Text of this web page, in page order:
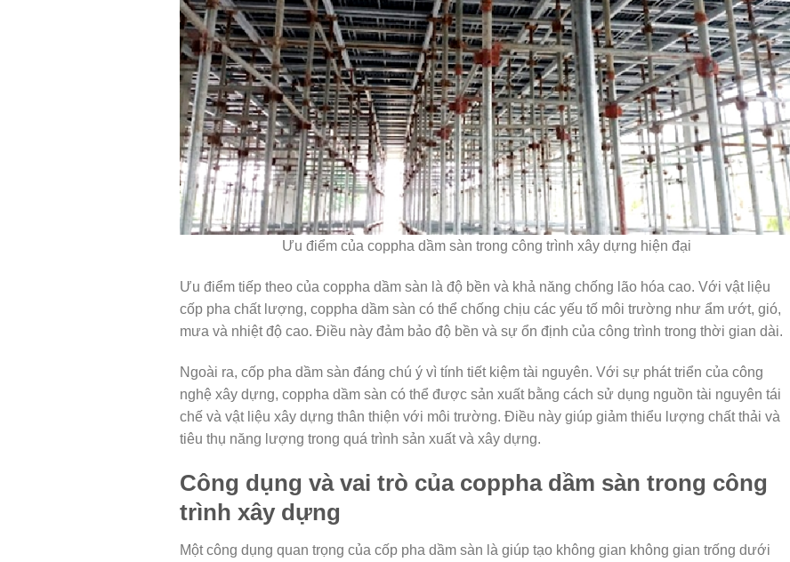
Ưu điểm của coppha dầm sàn trong công trình xây dựng hiện đại
Ưu điểm tiếp theo của coppha dầm sàn là độ bền và khả năng chống lão hóa cao. Với vật liệu
cốp pha chất lượng, coppha dầm sàn có thể chống chịu các yếu tố môi trường như ẩm ướt, gió,
mưa và nhiệt độ cao. Điều này đảm bảo độ bền và sự ổn định của công trình trong thời gian dài.
Ngoài ra, cốp pha dầm sàn đáng chú ý vì tính tiết kiệm tài nguyên. Với sự phát triển của công
nghệ xây dựng, coppha dầm sàn có thể được sản xuất bằng cách sử dụng nguồn tài nguyên tái
chế và vật liệu xây dựng thân thiện với môi trường. Điều này giúp giảm thiểu lượng chất thải và
tiêu thụ năng lượng trong quá trình sản xuất và xây dựng.
Công dụng và vai trò của coppha dầm sàn trong công
trình xây dựng
Một công dụng quan trọng của cốp pha dầm sàn là giúp tạo không gian không gian trống dưới